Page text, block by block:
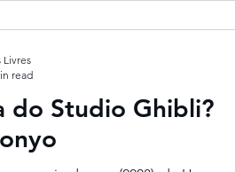
do Studio Ghibli?
Livres
read